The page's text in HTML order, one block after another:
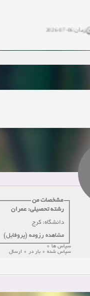
04-2025
زمان:11-11-2024
زمان:10-28-2024
زمان:10-13-2024
زمان:10-11-2024
مشخصات من
رشته تحصیلی: عمران
دانشگاه: کرج
مشاهده رزومه (پروفایل)
سپاس ها 0
سپاس شده 0 بار در 0 ارسال